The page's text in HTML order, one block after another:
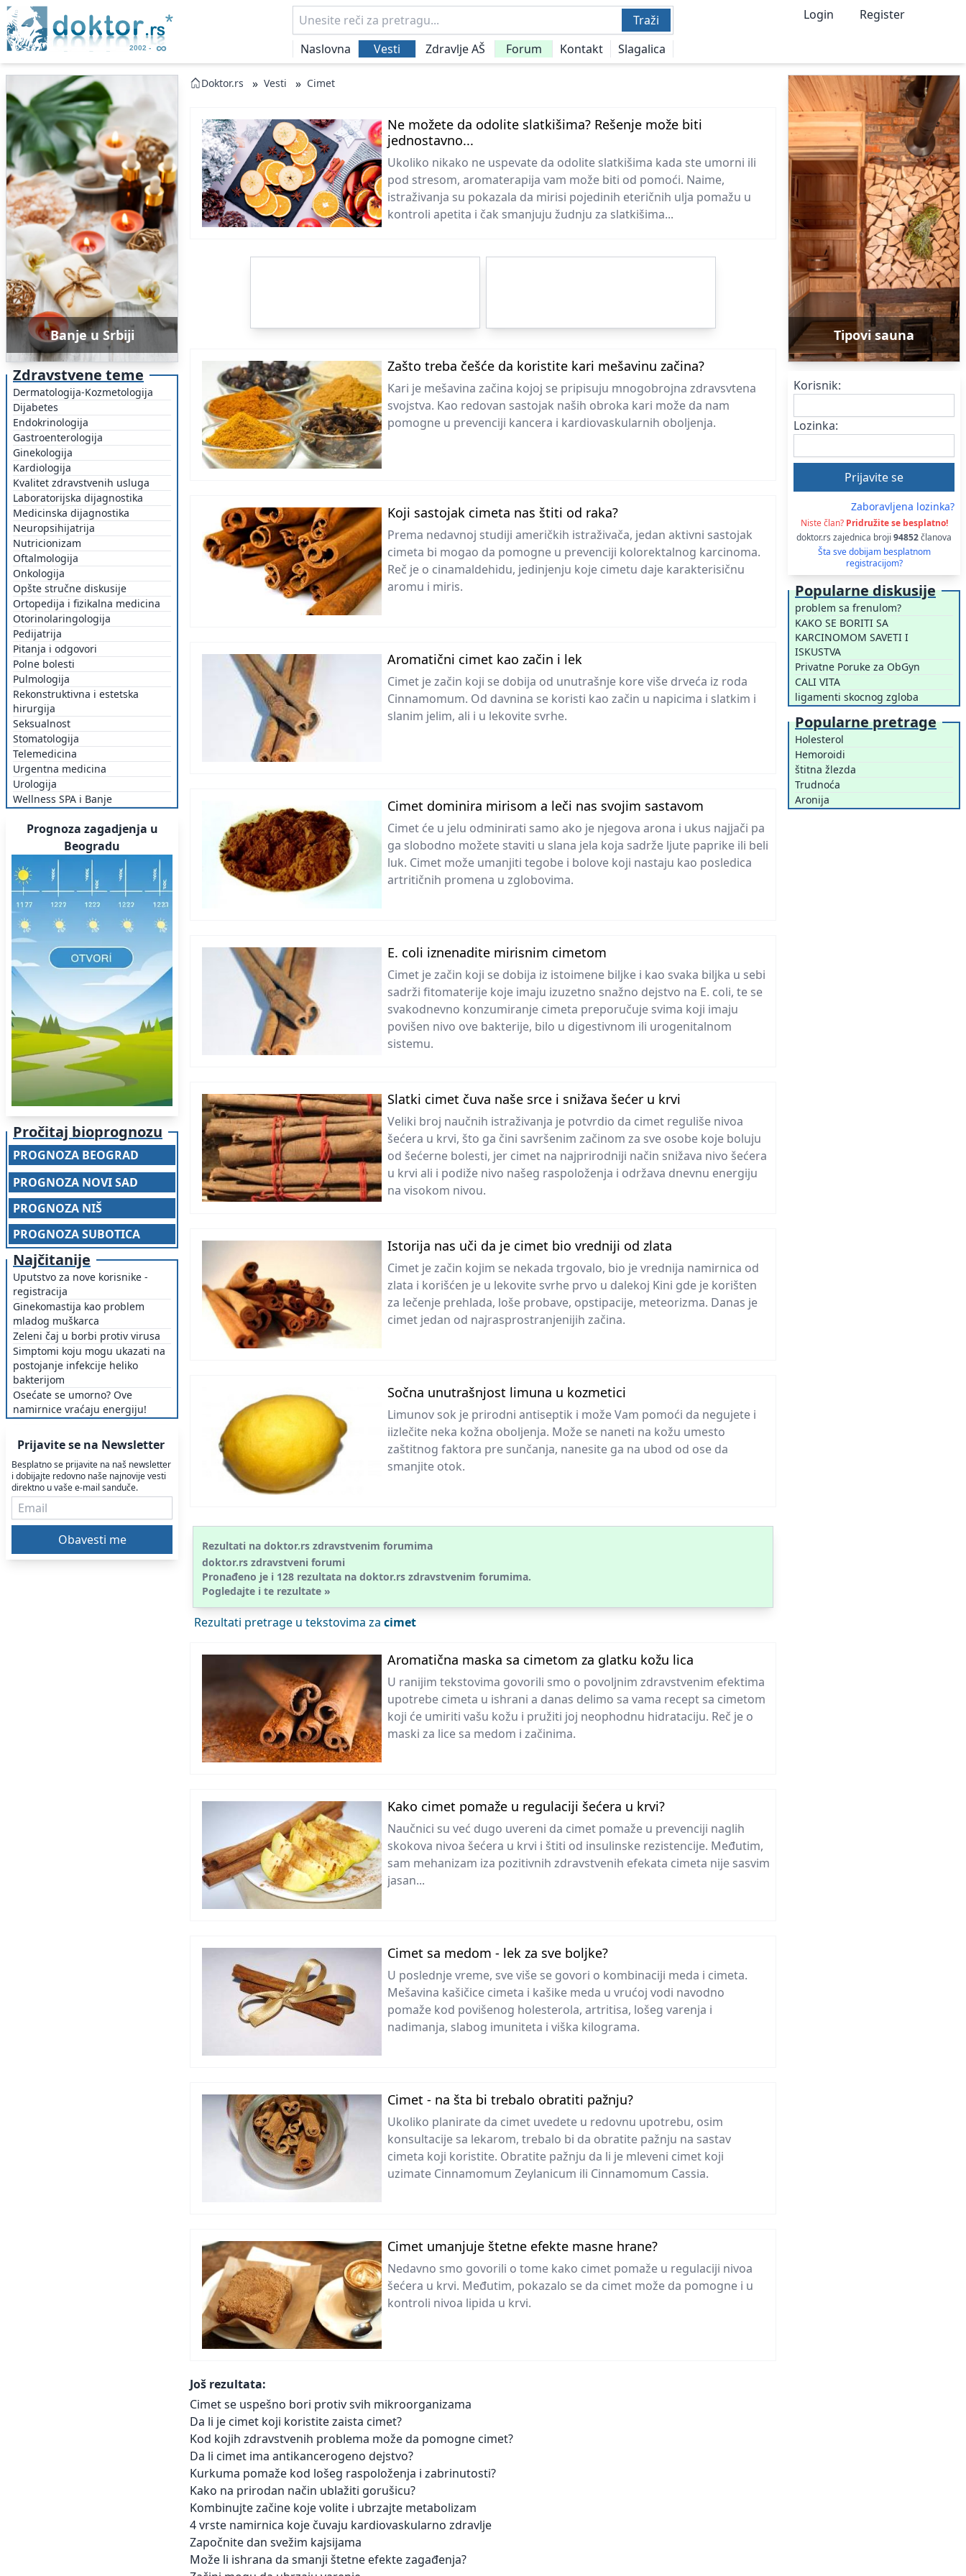
Traži
Naslovna
Vesti Zdravlje AŠ Forum Kontakt Slagalica
Login Register
Doktor.rs » Vesti » Cimet
Ne možete da odolite slatkišima? Rešenje može biti
jednostavno...
Ukoliko nikako ne uspevate da odolite slatkišima kada ste umorni ili
pod stresom, aromaterapija vam može biti od pomoći. Naime,
istraživanja su pokazala da mirisi pojedinih eteričnih ulja pomažu u
kontroli apetita i čak smanjuju žudnju za slatkišima...
Zašto treba češće da koristite kari mešavinu začina?
Kari je mešavina začina kojoj se pripisuju mnogobrojna zdravsvtena
svojstva. Kao redovan sastojak naših obroka kari može da nam
pomogne u prevenciji kancera i kardiovaskularnih oboljenja.
Koji sastojak cimeta nas štiti od raka?
Prema nedavnoj studiji američkih istraživača, jedan aktivni sastojak
cimeta bi mogao da pomogne u prevenciji kolorektalnog karcinoma.
Reč je o cinamaldehidu, jedinjenju koje cimetu daje karakterisičnu
aromu i miris.
Aromatični cimet kao začin i lek
Cimet je začin koji se dobija od unutrašnje kore više drveća iz roda
Cinnamomum. Od davnina se koristi kao začin u napicima i slatkim i
slanim jelim, ali i u lekovite svrhe.
Cimet dominira mirisom a leči nas svojim sastavom
Cimet će u jelu odminirati samo ako je njegova arona i ukus najjači pa
ga slobodno možete staviti u slana jela koja sadrže ljute paprike ili beli
luk. Cimet može umanjiti tegobe i bolove koji nastaju kao posledica
artritičnih promena u zglobovima.
E. coli iznenadite mirisnim cimetom
Cimet je začin koji se dobija iz istoimene biljke i kao svaka biljka u sebi
sadrži fitomaterije koje imaju izuzetno snažno dejstvo na E. coli, te se
svakodnevno konzumiranje cimeta preporučuje svima koji imaju
povišen nivo ove bakterije, bilo u digestivnom ili urogenitalnom
sistemu.
Slatki cimet čuva naše srce i snižava šećer u krvi
Veliki broj naučnih istraživanja je potvrdio da cimet reguliše nivoa
šećera u krvi, što ga čini savršenim začinom za sve osobe koje boluju
od šećerne bolesti, jer cimet na najprirodniji način snižava nivo šećera
u krvi ali i podiže nivo našeg raspoloženja i održava dnevnu energiju
na visokom nivou.
Istorija nas uči da je cimet bio vredniji od zlata
Cimet je začin kojim se nekada trgovalo, bio je vrednija namirnica od
zlata i korišćen je u lekovite svrhe prvo u dalekoj Kini gde je korišten
za lečenje prehlada, loše probave, opstipacije, meteorizma. Danas je
cimet jedan od najrasprostranjenijih začina.
Sočna unutrašnjost limuna u kozmetici
Limunov sok je prirodni antiseptik i može Vam pomoći da negujete i
iizlečite neka kožna oboljenja. Može se naneti na kožu umesto
zaštitnog faktora pre sunčanja, nanesite ga na ubod od ose da
smanjite otok.
Rezultati na doktor.rs zdravstvenim forumima
doktor.rs zdravstveni forumi
Pronađeno je i 128 rezultata na doktor.rs zdravstvenim forumima.
Pogledajte i te rezultate »
Rezultati pretrage u tekstovima za cimet
Aromatična maska sa cimetom za glatku kožu lica
U ranijim tekstovima govorili smo o povoljnim zdravstvenim efektima
upotrebe cimeta u ishrani a danas delimo sa vama recept sa cimetom
koji će umiriti vašu kožu i pružiti joj neophodnu hidrataciju. Reč je o
maski za lice sa medom i začinima.
Kako cimet pomaže u regulaciji šećera u krvi?
Naučnici su već dugo uvereni da cimet pomaže u prevenciji naglih
skokova nivoa šećera u krvi i štiti od insulinske rezistencije. Međutim,
sam mehanizam iza pozitivnih zdravstvenih efekata cimeta nije sasvim
jasan...
Cimet sa medom - lek za sve boljke?
U poslednje vreme, sve više se govori o kombinaciji meda i cimeta.
Mešavina kašičice cimeta i kašike meda u vrućoj vodi navodno
pomaže kod povišenog holesterola, artritisa, lošeg varenja i
nadimanja, slabog imuniteta i viška kilograma.
Cimet - na šta bi trebalo obratiti pažnju?
Ukoliko planirate da cimet uvedete u redovnu upotrebu, osim
konsultacije sa lekarom, trebalo bi da obratite pažnju na sastav
cimeta koji koristite. Obratite pažnju da li je mleveni cimet koji
uzimate Cinnamomum Zeylanicum ili Cinnamomum Cassia.
Cimet umanjuje štetne efekte masne hrane?
Nedavno smo govorili o tome kako cimet pomaže u regulaciji nivoa
šećera u krvi. Međutim, pokazalo se da cimet može da pomogne i u
kontroli nivoa lipida u krvi.
Još rezultata:
Cimet se uspešno bori protiv svih mikroorganizama
Da li je cimet koji koristite zaista cimet?
Kod kojih zdravstvenih problema može da pomogne cimet?
Da li cimet ima antikancerogeno dejstvo?
Kurkuma pomaže kod lošeg raspoloženja i zabrinutosti?
Kako na prirodan način ublažiti gorušicu?
Kombinujte začine koje volite i ubrzajte metabolizam
4 vrste namirnica koje čuvaju kardiovaskularno zdravlje
Započnite dan svežim kajsijama
Može li ishrana da smanji štetne efekte zagađenja?
Banje u Srbiji
Zdravstvene teme
Dermatologija-Kozmetologija
Dijabetes
Endokrinologija
Gastroenterologija
Ginekologija
Kardiologija
Kvalitet zdravstvenih usluga
Laboratorijska dijagnostika
Medicinska dijagnostika
Neuropsihijatrija
Nutricionizam
Oftalmologija
Onkologija
Opšte stručne diskusije
Ortopedija i fizikalna medicina
Otorinolaringologija
Pedijatrija
Pitanja i odgovori
Polne bolesti
Pulmologija
Rekonstruktivna i estetska
hirurgija
Seksualnost
Stomatologija
Telemedicina
Urgentna medicina
Urologija
Wellness SPA i Banje
Prognoza zagadjenja u
Beogradu
Pročitaj bioprognozu
PROGNOZA BEOGRAD
PROGNOZA NOVI SAD
PROGNOZA NIŠ
PROGNOZA SUBOTICA
Najčitanije
Uputstvo za nove korisnike -
registracija
Ginekomastija kao problem
mladog muškarca
Zeleni čaj u borbi protiv virusa
Simptomi koju mogu ukazati na
postojanje infekcije heliko
bakterijom
Osećate se umorno? Ove
namirnice vraćaju energiju!
Prijavite se na Newsletter
Besplatno se prijavite na naš newsletter
i dobijajte redovno naše najnovije vesti
direktno u vaše e-mail sanduče.
Tipovi sauna
Korisnik:
Lozinka:
Zaboravljena lozinka?
Niste član? Pridružite se besplatno!
doktor.rs zajednica broji 94852članova
Šta sve dobijam besplatnom
registracijom?
Popularne diskusije
problem sa frenulom?
KAKO SE BORITI SA
KARCINOMOM SAVETI I
ISKUSTVA
Privatne Poruke za ObGyn
CALI VITA
ligamenti skocnog zgloba
Popularne pretrage
Holesterol
Hemoroidi
štitna žlezda
Trudnoća
Aronija